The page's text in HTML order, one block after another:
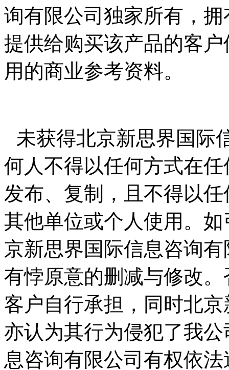
询有限公司独家所有，
提供给购买该产品的客
用的商业参考资料。
未获得北京新思界国际
何人不得以任何方式在
发布、复制，且不得以
其他单位或个人使用。
京新思界国际信息咨询
有悖原意的删减与修改
客户自行承担，同时北
亦认为其行为侵犯了我
息咨询有限公司有权依